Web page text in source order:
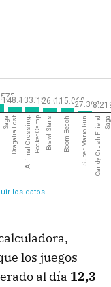
los juegos
al día 12,3